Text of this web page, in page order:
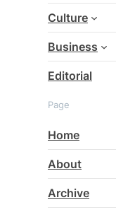
Culture
Business
Editorial
Page
Home
About
Archive